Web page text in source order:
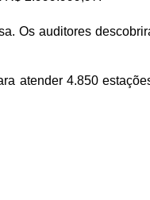
Os auditores
atender 4.850